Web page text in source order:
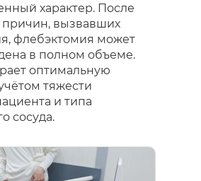
характер. После
причин, вызвавших
флебэктомия может
в полном объеме.
оптимальную
тяжести
и типа
сосуда.